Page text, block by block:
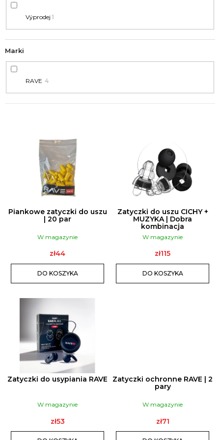
Výprodej1
Marki
RAVE 4
R
T
Ó
Piankowe zatyczki do uszu
| 20 par
W magazynie
zł44
DO KOSZYKA
Zatyczki do uszu CICHY +
MUZYKA | Dobra
kombinacja
W magazynie
zł115
DO KOSZYKA
Zatyczki do usypiania RAVE
W magazynie
zł53
Zatyczki ochronne RAVE | 2
pary
W magazynie
zł71
LOTOSU
CAERULEA)
25G
zł78